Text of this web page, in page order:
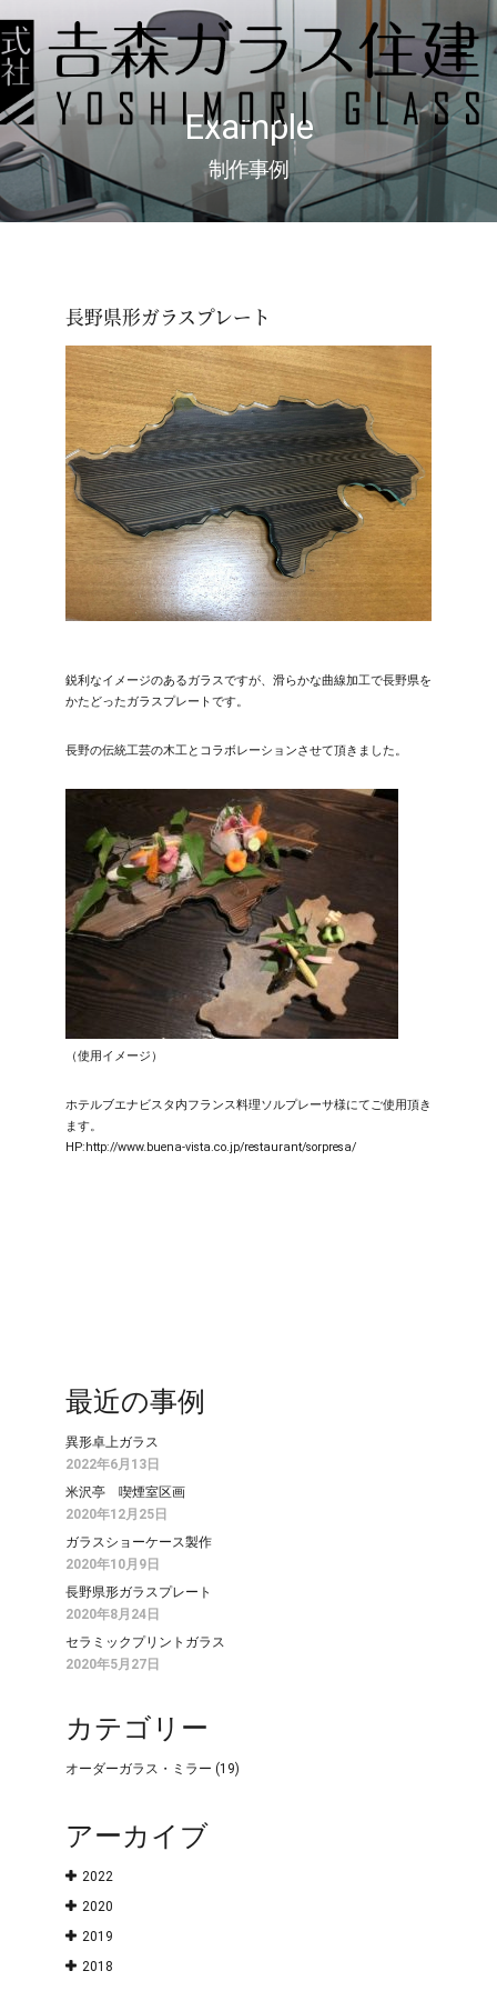
Example
制作事例
長野県形ガラスプレート
鋭利なイメージのあるガラスですが、滑らかな曲線加工で長野県を
かたどったガラスプレートです。
長野の伝統工芸の木工とコラボレーションさせて頂きました。
（使用イメージ）
ホテルブエナビスタ内フランス料理ソルプレーサ様にてご使用頂き
ます。
HP:http://www.buena-vista.co.jp/restaurant/sorpresa/
最近の事例
異形卓上ガラス
2022年6月13日
米沢亭 喫煙室区画
2020年12月25日
ガラスショーケース製作
2020年10月9日
長野県形ガラスプレート
2020年8月24日
セラミックプリントガラス
2020年5月27日
カテゴリー
オーダーガラス・ミラー (19)
アーカイブ
2022
2020
2019
2018